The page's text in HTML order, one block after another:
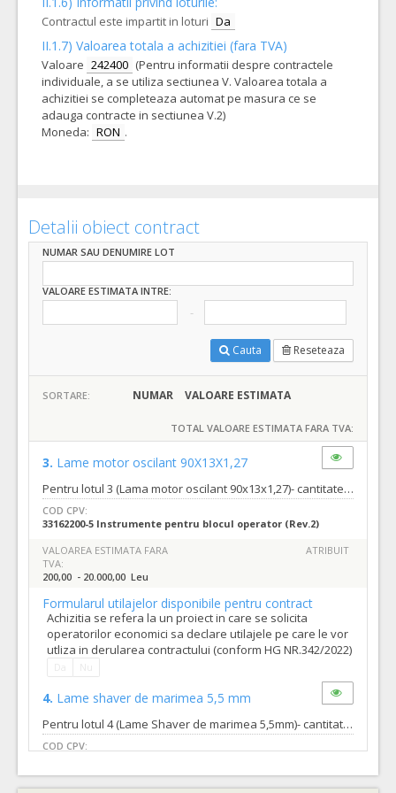
Contractul este impartit in loturi Da
II.1.7) Valoarea totala a achizitiei (fara TVA)
Valoare 242400 (Pentru informatii despre contractele
individuale, a se utiliza sectiunea V. Valoarea totala a
achizitiei se completeaza automat pe masura ce se
adauga contracte in sectiunea V.2)
Moneda: RON .
Detalii obiect contract
NUMAR SAU DENUMIRE LOT
VALOARE ESTIMATA INTRE:
Cauta Reseteaza
SORTARE: NUMAR VALOARE ESTIMATA
TOTAL VALOARE ESTIMATA FARA TVA:
3. Lame motor oscilant 90X13X1,27
Pentru lotul 3 (Lama motor oscilant 90x13x1,27)- cantitate minima- 1 buc- cantitate maxima- 100 buc. Pentru lotul 3 (Lama motor oscilant 90x13x1,27) valoarea estimata fara tva a acordului cadru este intre 200,00 lei si 20.000,00 lei. Valoarea estimata a celui mai mare contract subsecvent pe 6 luni este: Lot 3= 5.000,00 lei fara TVA
COD CPV:
33162200-5 Instrumente pentru blocul operator (Rev.2)
VALOAREA ESTIMATA FARA
TVA:
200,00 - 20.000,00 Leu
ATRIBUIT
Formularul utilajelor disponibile pentru contract
Achizitia se refera la un proiect in care se solicita
operatorilor economici sa declare utilajele pe care le vor
utliza in derularea contractului (conform HG NR.342/2022)
4. Lame shaver de marimea 5,5 mm
Pentru lotul 4 (Lame Shaver de marimea 5,5mm)- cantitate minima -1 buc- cantitate maxima- 240 buc Pentru lotul 4 (Lama Shaver de marimea 5,5mm) valoarea estimata fara tva a acordului cadru este intre 400,00 lei si 96.000,00 lei. Valoarea estimata a celui mai mare contract subsecvent pe 6 luni este: Lot 4= 24.000,00 lei fara TVA
COD CPV:
VALOAREA ESTIMATA FARA
ATRIBUIT